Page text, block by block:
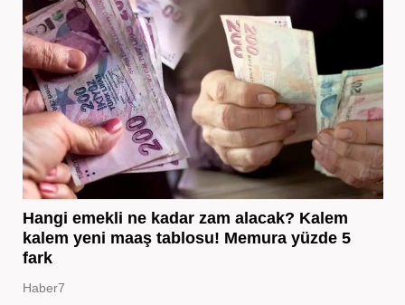
Hangi emekli ne kadar zam alacak? Kalem
kalem yeni maaş tablosu! Memura yüzde 5
fark
Haber7